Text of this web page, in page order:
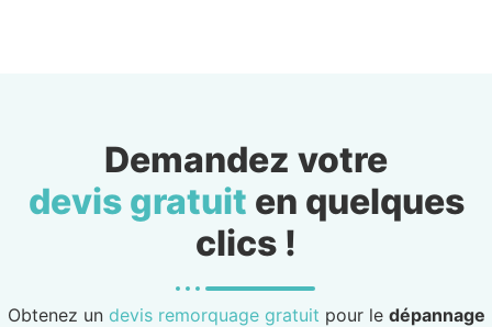
Demandez votre
devis gratuit en quelques
clics !
Obtenez un devis remorquage gratuit pour le dépannage